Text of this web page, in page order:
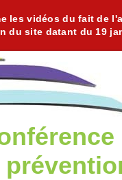
les vidéos du fait de
du site datant du 19